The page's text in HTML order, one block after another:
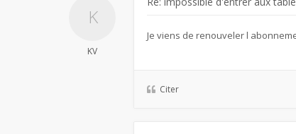
KV
Je viens de renouveler l
Citer